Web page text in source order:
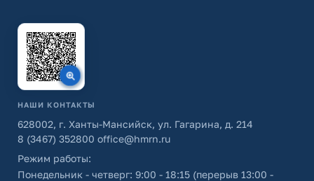
НАШИ КОНТАКТЫ
628002, г. Ханты-Мансийск, ул. Гагарина, д. 214
8 (3467) 352800 office@hmrn.ru
Режим работы:
Понедельник - четверг: 9:00 - 18:15 (перерыв 13:00 -